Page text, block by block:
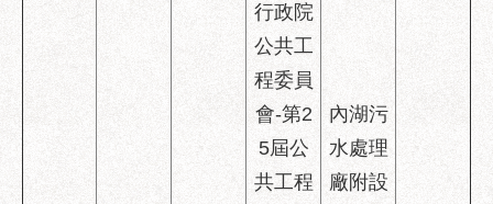
區
網
站
行政院
公共工
程委員
會-第2
5屆公
共工程
內湖污
水處理
廠附設